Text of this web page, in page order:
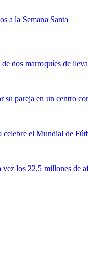
a la Semana Santa
dos marroquíes de
su pareja en un centro
celebre el Mundial de
vez los 22,5 millones de